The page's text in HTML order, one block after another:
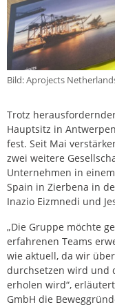
Bild: Aprojects
Trotz
Hauptsitz in
fest. Seit Mai
zwei weitere
Unternehmen in
Spain in Zierbena in
Inazio Eizmnedi und
„Die Gruppe möchte
erfahrenen Teams
wie aktuell, da wir
durchsetzen wird und
erholen wird“,
GmbH die